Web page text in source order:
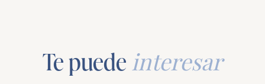
Te puede interesar